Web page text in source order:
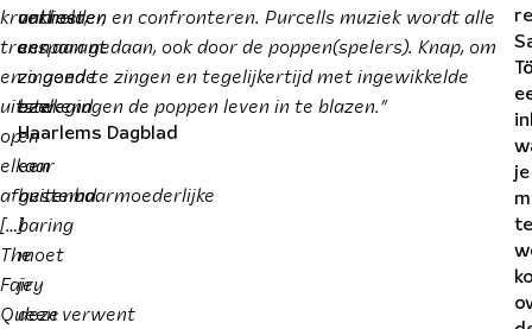
kraakhelder,
transparant
en
uitstekend
op
elkaar
afgestemd.
[…]
The
Fairy
Queen verwent
verliest,
een
zingende
ezel
en
een
buitenbaarmoederlijke
baring
moet
je
deze
ontroeren en confronteren. Purcells muziek wordt alle
eer aan gedaan, ook door de poppen(spelers). Knap, om
zo goed te zingen en tegelijkertijd met ingewikkelde
bewegingen de poppen leven in te blazen.”
Haarlems Dagblad
je
te